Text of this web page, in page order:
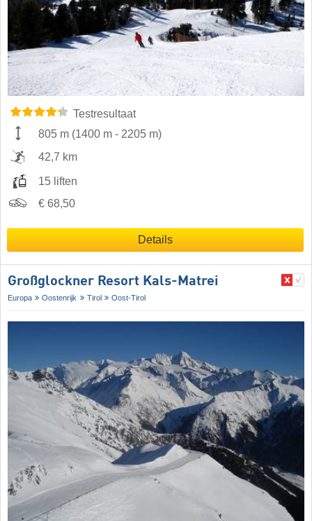
Testresultaat
805 m (1400 m - 2205 m)
42,7 km
15 liften
€ 68,50
Details
Großglockner Resort Kals-Matrei
Europa Oostenrijk Tirol Oost-Tirol